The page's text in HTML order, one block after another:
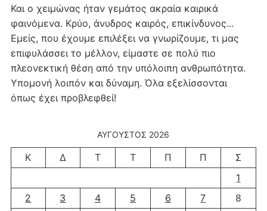
Και ο χειμώνας ήταν γεμάτος ακραία καιρικά
φαινόμενα. Κρύο, άνυδρος καιρός, επικίνδυνος...
Εμείς, που έχουμε επιλέξει να γνωρίζουμε, τι μας
επιφυλάσσει το μέλλον, είμαστε σε πολύ πιο
πλεονεκτική θέση από την υπόλοιπη ανθρωπότητα.
Υπομονή λοιπόν και δύναμη. Όλα εξελίσσονται
όπως έχει προβλεφθεί!
ΑΎΓΟΥΣΤΟΣ 2026
Κ Δ Τ Τ Π Π
Σ
1
2
3 4 5 6 7
8